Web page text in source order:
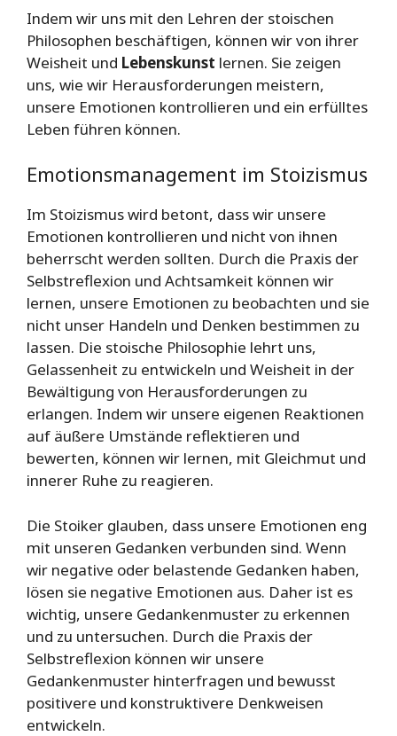
Indem wir uns mit den Lehren der stoischen
Philosophen beschäftigen, können wir von ihrer
Weisheit und Lebenskunst lernen. Sie zeigen
uns, wie wir Herausforderungen meistern,
unsere Emotionen kontrollieren und ein erfülltes
Leben führen können.
Emotionsmanagement im Stoizismus
Im Stoizismus wird betont, dass wir unsere
Emotionen kontrollieren und nicht von ihnen
beherrscht werden sollten. Durch die Praxis der
Selbstreflexion und Achtsamkeit können wir
lernen, unsere Emotionen zu beobachten und sie
nicht unser Handeln und Denken bestimmen zu
lassen. Die stoische Philosophie lehrt uns,
Gelassenheit zu entwickeln und Weisheit in der
Bewältigung von Herausforderungen zu
erlangen. Indem wir unsere eigenen Reaktionen
auf äußere Umstände reflektieren und
bewerten, können wir lernen, mit Gleichmut und
innerer Ruhe zu reagieren.
Die Stoiker glauben, dass unsere Emotionen eng
mit unseren Gedanken verbunden sind. Wenn
wir negative oder belastende Gedanken haben,
lösen sie negative Emotionen aus. Daher ist es
wichtig, unsere Gedankenmuster zu erkennen
und zu untersuchen. Durch die Praxis der
Selbstreflexion können wir unsere
Gedankenmuster hinterfragen und bewusst
positivere und konstruktivere Denkweisen
entwickeln.